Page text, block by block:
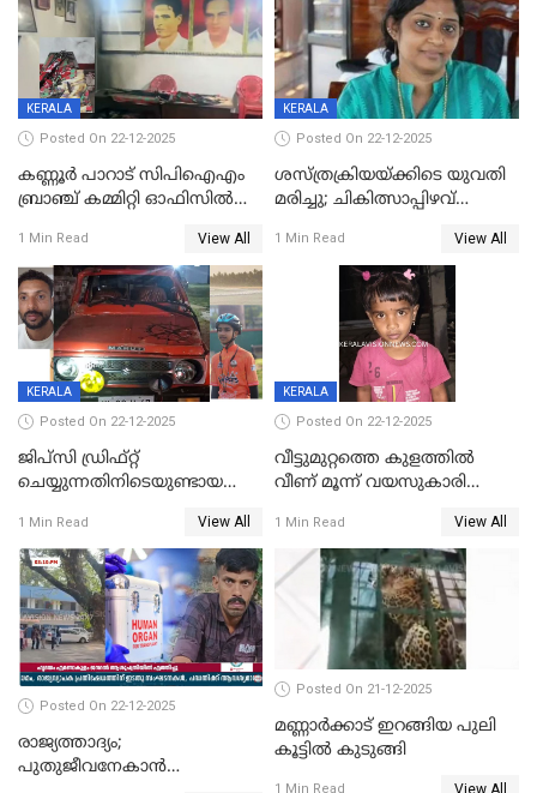
KERALA
Posted On 22-12-2025
കണ്ണൂർ പാറാട് സിപിഐഎം
ബ്രാഞ്ച് കമ്മിറ്റി ഓഫിസിൽ
ചിത്രങ്ങളടക്കം കത്തിയ
നിലയിൽ
1 Min Read View All
KERALA
Posted On 22-12-2025
ശസ്ത്രക്രിയയ്‌ക്കിടെ യുവതി
മരിച്ചു; ചികിത്സാപ്പിഴവ്
സംഭവം മാവേലിക്കരയിൽ
1 Min Read View All
KERALA
Posted On 22-12-2025
ജിപ്സി ഡ്രിഫ്റ്റ്
ചെയ്യുന്നതിനിടെയുണ്ടായ
ദാരുണാന്ത്യം; ജീപ്സി
ഓടിച്ചയാൾ അറസ്റ്റിൽ.
1 Min Read View All
KERALA
Posted On 22-12-2025
വീട്ടുമുറ്റത്തെ കുളത്തിൽ
വീണ് മൂന്ന് വയസുകാരി
1 Min Read View All
Posted On 22-12-2025
രാജ്യത്താദ്യം;
പുതുജീവനേകാൻ
Posted On 21-12-2025
മണ്ണാർക്കാട് ഇറങ്ങിയ പുലി
കൂട്ടിൽ കുടുങ്ങി
1 Min Read View All